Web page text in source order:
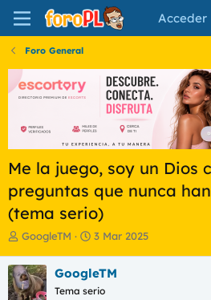
Acceder
Foro General
Me la juego, soy un Dios
preguntas que nunca
(tema serio)
I
i
c
i
GoogleTM
F
h
a
3 Mar 2025
GoogleTM
Tema serio